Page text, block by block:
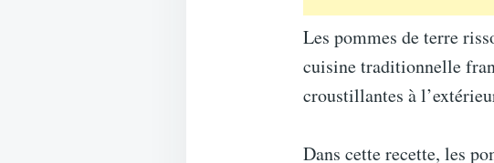
Les pommes de terre
cuisine traditionnelle
croustillantes à
Dans cette recette, les